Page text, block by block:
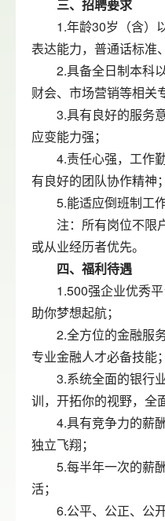
三、招聘要求
1.年龄30岁（含）
表达能力，普通话标准
2.具备全日制本科
财会、市场营销等相关
3.具有良好的服务
应变能力强；
4.责任心强，工作
有良好的团队协作精神；
5.能适应倒班制工
注：所有岗位不限
或从业经历者优先。
四、福利待遇
1.500强企业优秀
助你梦想起航；
2.全方位的金融服
专业金融人才必备技能；
3.系统全面的银行
训，开拓你的视野，全
4.具有竞争力的薪
独立飞翔；
5.每半年一次的薪
活；
6.公平、公正、公